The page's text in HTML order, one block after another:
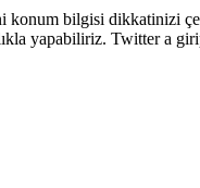
konum bilgisi dikkatinizi
yapabiliriz. Twitter a